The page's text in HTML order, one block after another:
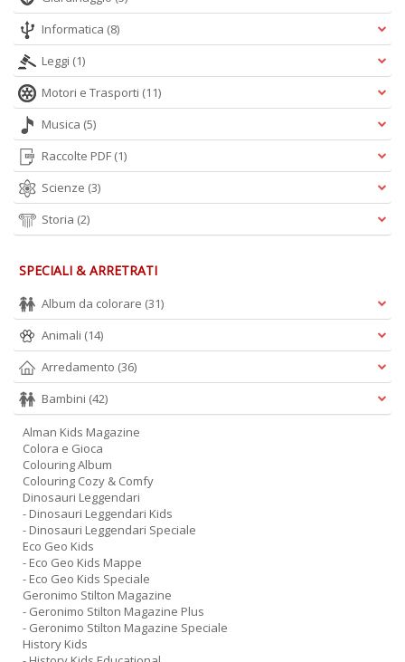
Informatica (8)
Leggi (1)
Motori e Trasporti (11)
Musica (5)
Raccolte PDF (1)
Scienze (3)
Storia (2)
SPECIALI & ARRETRATI
Album da colorare (31)
Animali (14)
Arredamento (36)
Bambini (42)
Alman Kids Magazine
Colora e Gioca
Colouring Album
Colouring Cozy & Comfy
Dinosauri Leggendari
- Dinosauri Leggendari Kids
- Dinosauri Leggendari Speciale
Eco Geo Kids
- Eco Geo Kids Mappe
- Eco Geo Kids Speciale
Geronimo Stilton Magazine
- Geronimo Stilton Magazine Plus
- Geronimo Stilton Magazine Speciale
History Kids